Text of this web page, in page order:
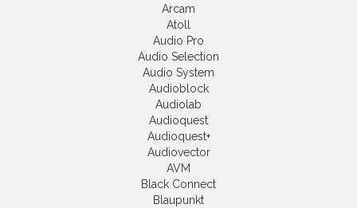
Arcam
Atoll
Audio Pro
Audio Selection
Audio System
Audioblock
Audiolab
Audioquest
Audioquest+
Audiovector
AVM
Black Connect
Blaupunkt